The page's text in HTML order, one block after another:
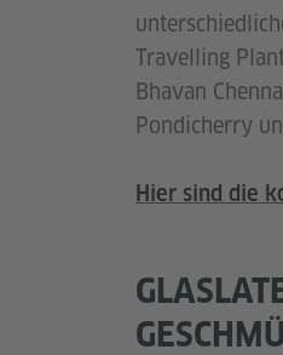
Travelling
Bhavan
Pondicherry
Hier sind die